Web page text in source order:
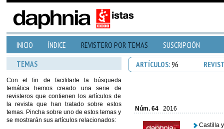
INICIO ÍNDICE REVISTERO POR TEMAS SUSCRIPCIÓN
TEMAS
Con el fin de facilitarte la búsqueda
temática hemos creado una serie de
revisteros que contienen los artículos de
la revista que han tratado sobre estos
temas. Pincha sobre uno de estos temas y
se mostrarán sus artículos relacionados:
ARTÍCULOS:96
Núm. 642016
Castilla